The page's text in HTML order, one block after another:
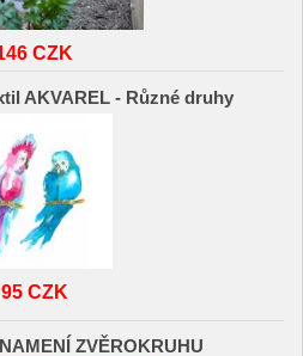
CZK
AKVAREL - Různé druhy
95 CZK
ZVĚROKRUHU